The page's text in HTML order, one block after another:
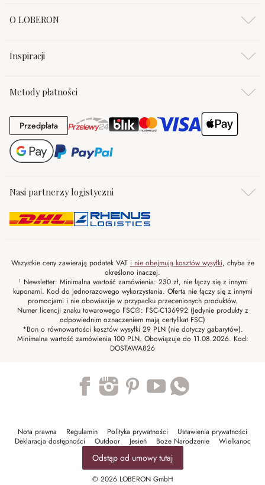
O LOBERON
Inspiracji
Metody płatności
PrzedpłataPrzedpłata
Nasi partnerzy logistyczni
Wszystkie ceny zawierają podatek VAT i nie obejmują kosztów wysyłki, chyba że
określono inaczej.
¹ Newsletter: Minimalna wartość zamówienia: 230 zł, nie łączy się z innymi
kuponami. Kod do jednorazowego wykorzystania. Oferta nie łączy się z innymi
promocjami i nie obowiazije w przypadku przecenionych produktów.
Numer licencji znaku towarowego FSC®: FSC-C136992 (Jedynie produkty z
odpowiednim oznaczeniem mają certyfikat FSC)
*Bon o równowartości kosztów wysyłki 29 PLN (nie dotyczy gabarytów).
Minimalna wartość zamówienia 100 PLN. Obowiązuje do 11.08.2026. Kod:
DOSTAWA826
Nota prawna Regulamin Polityka prywatności
Ustawienia prywatności
Deklaracja dostępności
Outdoor Jesień Boże Narodzenie Wielkanoc
Odstąp od umowy tutaj
© 2026 LOBERON GmbH